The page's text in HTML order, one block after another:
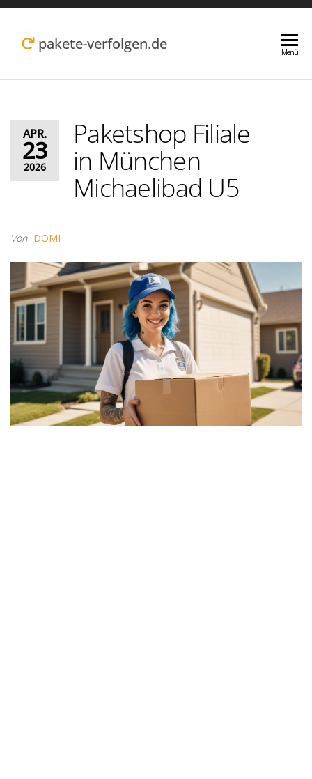
Zum
Inhalt pakete-verfolgen.de Menü
APR.
23
2026
Paketshop Filiale
in München
Michaelibad U5
Von DOMI